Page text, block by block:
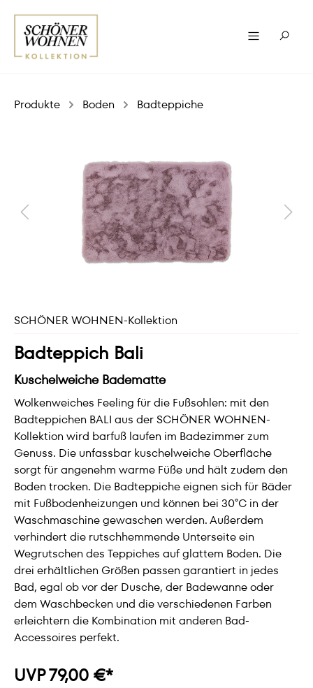
Produkte Boden Badteppiche
SCHÖNER WOHNEN-Kollektion
Badteppich Bali
Kuschelweiche Badematte
Wolkenweiches Feeling für die Fußsohlen: mit den
Badteppichen BALI aus der SCHÖNER WOHNEN-
Kollektion wird barfuß laufen im Badezimmer zum
Genuss. Die unfassbar kuschelweiche Oberfläche
sorgt für angenehm warme Füße und hält zudem den
Boden trocken. Die Badteppiche eignen sich für Bäder
mit Fußbodenheizungen und können bei 30°C in der
Waschmaschine gewaschen werden. Außerdem
verhindert die rutschhemmende Unterseite ein
Wegrutschen des Teppiches auf glattem Boden. Die
drei erhältlichen Größen passen garantiert in jedes
Bad, egal ob vor der Dusche, der Badewanne oder
dem Waschbecken und die verschiedenen Farben
erleichtern die Kombination mit anderen Bad-
Accessoires perfekt.
UVP 79,00 €*